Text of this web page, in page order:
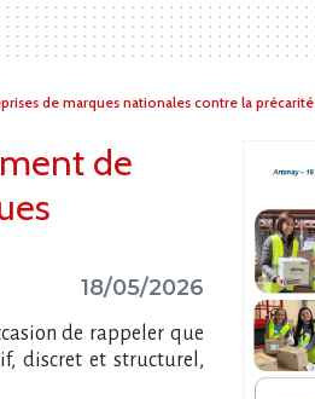
de marques nationales contre la précarité
de
18/05/2026
de rappeler que
discret et structurel,